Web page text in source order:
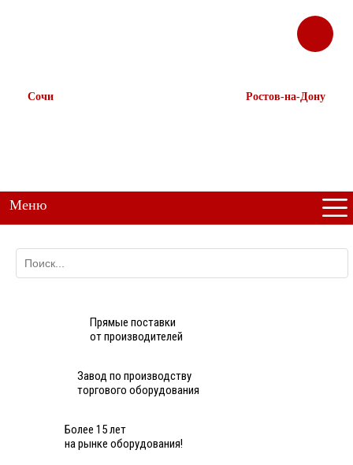
Сочи
ЗАКАЗАТЬ
ЗВОНОК
Ростов-на-Дону
Меню
Прямые поставки
от производителей
Завод по производству
торгового оборудования
Более 15 лет
на рынке оборудования!